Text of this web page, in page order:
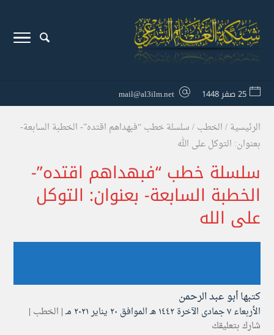
25 صفر 1448 mail@al3ilm.net
الرئيسية/الخطب/سلسلة خطب “فبهداهم اقتده”- الخطبة السابعة-
بعنوان: التوكل على الله
سلسلة خطب “فبهداهم اقتده”-
الخطبة السابعة- بعنوان: التوكل
على الله
كتبهاأبو عبد الرحمن
الأربعاء ۷ جمادى الآخرة ۱٤٤۲ هـ الموافق ۲۰ يناير ۲۰۲۱ مـ | الخطب |
شارك بتعليقك